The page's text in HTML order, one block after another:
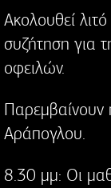
Ακολουθεί
συζήτηση για
οφειλών.
Παρεμβαίνουν
Αράπογλου.
8.30 μμ: Οι